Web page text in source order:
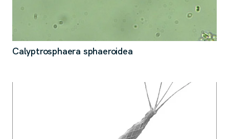
Calyptrosphaera sphaeroidea